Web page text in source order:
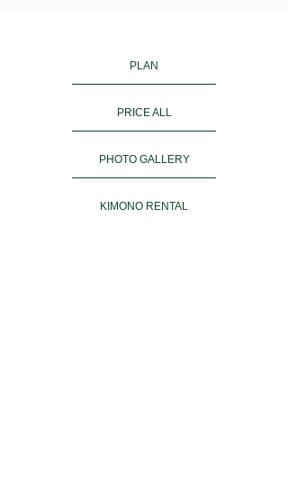
PLAN
PRICE ALL
PHOTO GALLERY
KIMONO RENTAL